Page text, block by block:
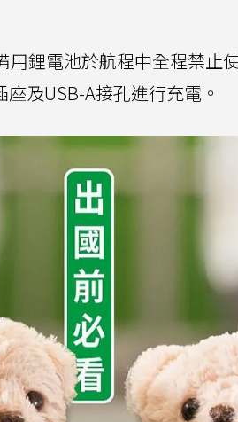
用鋰電池於航程中全程禁止
及USB-A接孔進行充電。